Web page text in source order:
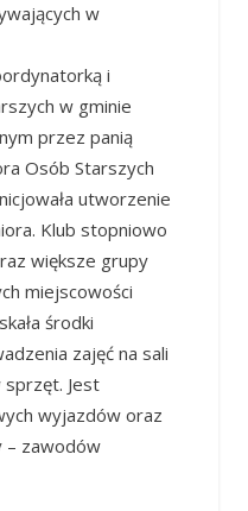
w
i
w gminie
przez panią
Osób Starszych
utworzenie
Klub stopniowo
większe grupy
miejscowości
środki
zajęć na sali
Jest
wyjazdów oraz
– zawodów